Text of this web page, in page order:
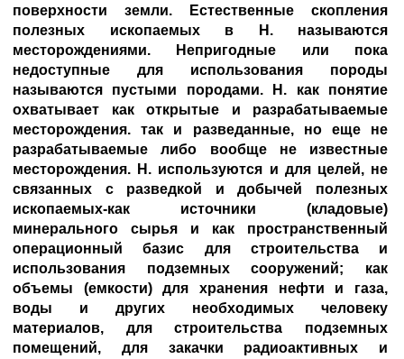
поверхности земли. Естественные скопления
полезных ископаемых в Н. называются
месторождениями. Непригодные или пока
недоступные для использования породы
называются пустыми породами. Н. как понятие
охватывает как открытые и разрабатываемые
месторождения. так и разведанные, но еще не
разрабатываемые либо вообще не известные
месторождения. Н. используются и для целей, не
связанных с разведкой и добычей полезных
ископаемых-как источники (кладовые)
минерального сырья и как пространственный
операционный базис для строительства и
использования подземных сооружений; как
объемы (емкости) для хранения нефти и газа,
воды и других необходимых человеку
материалов, для строительства подземных
помещений, для закачки радиоактивных и